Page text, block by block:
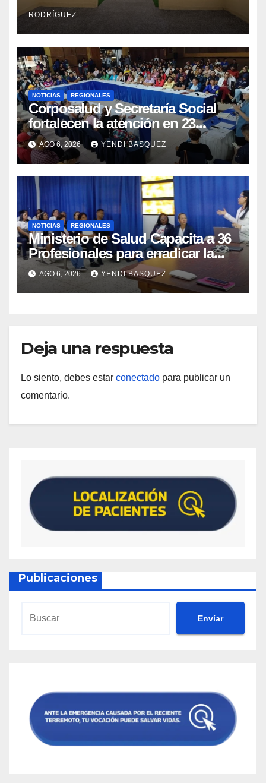
Integral Aragua
RODRÍGUEZ
NOTICIAS REGIONALES
Corposalud y Secretaría Social
fortalecen la atención en 23
municipios
AGO 6, 2026 YENDI BASQUEZ
NOTICIAS REGIONALES
Ministerio de Salud Capacita a 36
Profesionales para erradicar la
Tuberculosis en Yaracuy
AGO 6, 2026 YENDI BASQUEZ
Deja una respuesta
Lo siento, debes estar conectado para publicar un
comentario.
Publicaciones
Envíar